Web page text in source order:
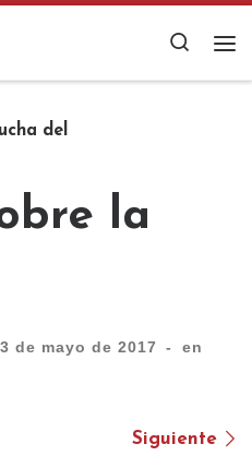
Search
del
la
de mayo de 2017 -
en
imágenes
Siguiente